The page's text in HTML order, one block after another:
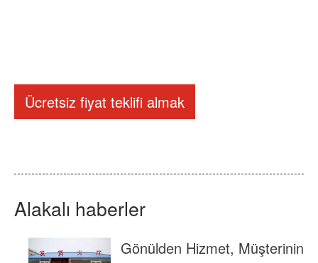
Ücretsiz fiyat teklifi almak
Alakalı haberler
Gönülden Hizmet, Müşterinin